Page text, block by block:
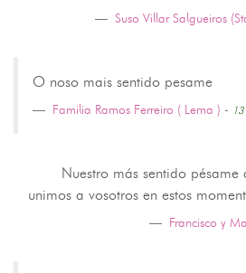
Suso Villar Salgueiros
O noso mais sentido pesame
Familia Ramos Ferreiro ( Lema ) -
Nuestro más sentido
unimos a vosotros en estos
Francisco y